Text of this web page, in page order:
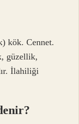
kök. Cennet.
güzellik,
İlahiliği